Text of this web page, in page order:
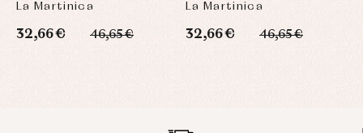
La Martinica
32,66 € 46,65 €
La Martinica
32,66 € 46,65 €